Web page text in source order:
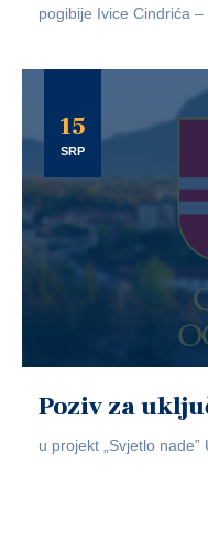
pogibije Ivice Cindrića –
15
SRP
Poziv za
u projekt „Svjetlo